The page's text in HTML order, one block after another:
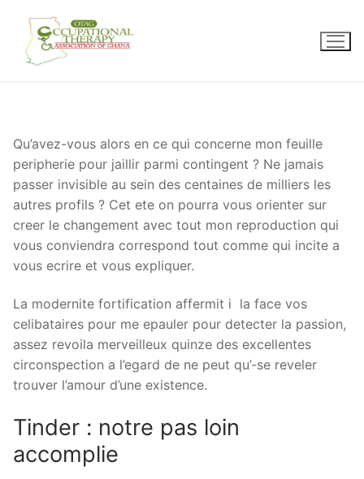
content
Qu’avez-vous alors en ce qui concerne mon feuille
peripherie pour jaillir parmi contingent ? Ne jamais
passer invisible au sein des centaines de milliers les
autres profils ? Cet ete on pourra vous orienter sur
creer le changement avec tout mon reproduction qui
vous conviendra correspond tout comme qui incite a
vous ecrire et vous expliquer.
La modernite fortification affermit i la face vos
celibataires pour me epauler pour detecter la passion,
assez revoila merveilleux quinze des excellentes
circonspection a l’egard de ne peut qu’-se reveler
trouver l’amour d’une existence.
Tinder : notre pas loin
accomplie